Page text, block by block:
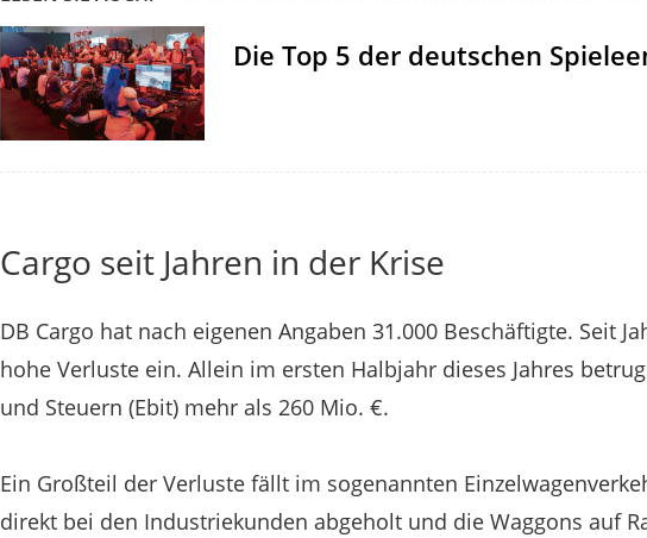
Die Top 5 der deutschen
Cargo seit Jahren in der Krise
DB Cargo hat nach eigenen Angaben 31.000 Beschäftigte. Seit
hohe Verluste ein. Allein im ersten Halbjahr dieses Jahres
und Steuern (Ebit) mehr als 260 Mio. €.
Ein Großteil der Verluste fällt im sogenannten
direkt bei den Industriekunden abgeholt und die Waggons auf